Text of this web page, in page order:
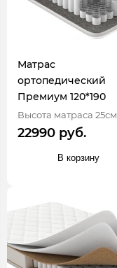
Матрас
ортопедический
Премиум 120*190
Высота матраса 25см
22990 руб.
В корзину